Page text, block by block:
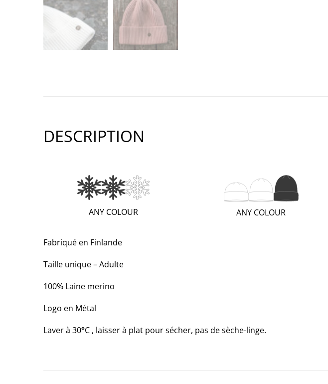
DESCRIPTION
ANY COLOUR(VERY
ANY COLOUR
Fabriqué en Finlande
Taille unique – Adulte
100% Laine merino
Logo en Métal
Laver à 30°C , laisser à plat pour sécher, pas de sèche-linge.